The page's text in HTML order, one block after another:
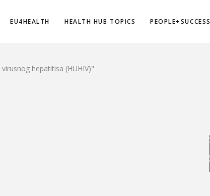
EU4HEALTH HEALTH HUB TOPICS PEOPLE+SUCCESS
hepatitisa (HUHIV)"